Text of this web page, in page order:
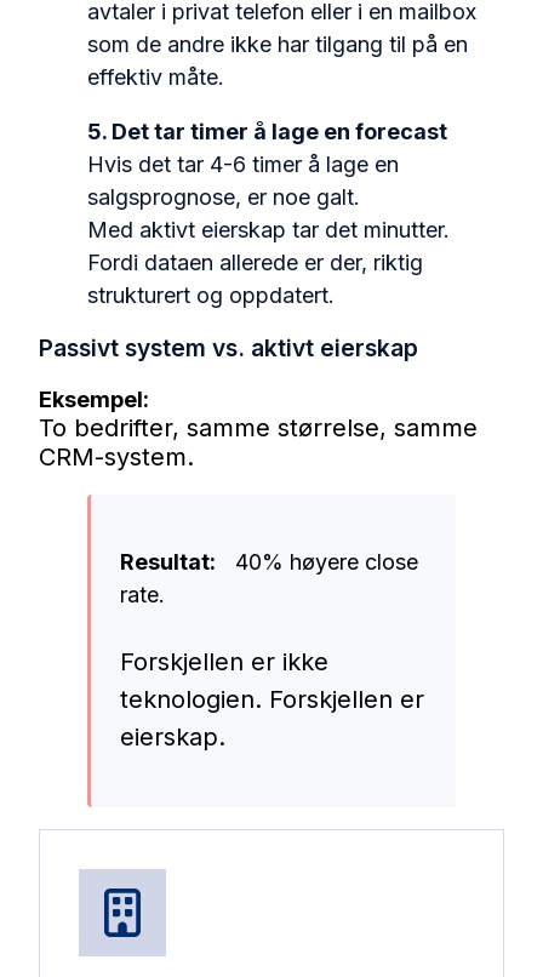
avtaler i privat telefon eller i en mailbox
som de andre ikke har tilgang til på en
effektiv måte.
5. Det tar timer å lage en forecast
Hvis det tar 4-6 timer å lage en
salgsprognose, er noe galt.
Med aktivt eierskap tar det minutter.
Fordi dataen allerede er der, riktig
strukturert og oppdatert.
Passivt system vs. aktivt eierskap
Eksempel:
To bedrifter, samme størrelse, samme
CRM-system.
Resultat: 40% høyere close
rate.
Forskjellen er ikke
teknologien. Forskjellen er
eierskap.